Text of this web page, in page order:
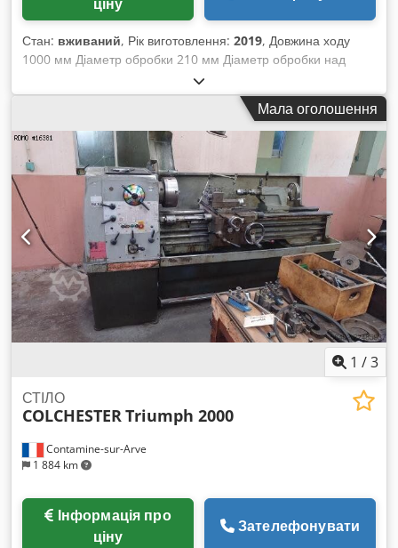
Стан: вживаний, Рік виготовлення: 2019, Довжина ходу
1000 мм Діаметр обробки 210 мм Діаметр обробки над
супортом 300 мм Висота центрів 167 мм Діаметр отвору
шпинделя 40 мм Ширина станини 210 мм Швидкість
обертання 40–2500 об/хв Маса машини приблизно 1000 кг.
Габаритні розміри (Д-Ш-В) 2000 x 1000 x 1700 мм
Комплектація: - Цифровий дисплей - Трикулачковий патрон,
діаметр 150 мм - Захисний кожух патрона - Швидкозмінний
інструментальний тримач Multifix - Лампа для освітлення
верстата - Захисний екран для відведення стружки - Захист
оператора на супорті Dsdpfx Aezl E T Dsfxsck - Система
охолодження - Обмежувач ходу по станині - Задня бабка -
Інструкція з експлуатації
Мала оголошення
1 /3
Contamine-sur-Arve
1 884 km
СТІЛО
COLCHESTERTriumph 2000
ціну
Зателефонувати